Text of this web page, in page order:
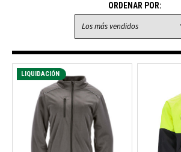
ORDENAR POR:
LIQUIDACIÓN